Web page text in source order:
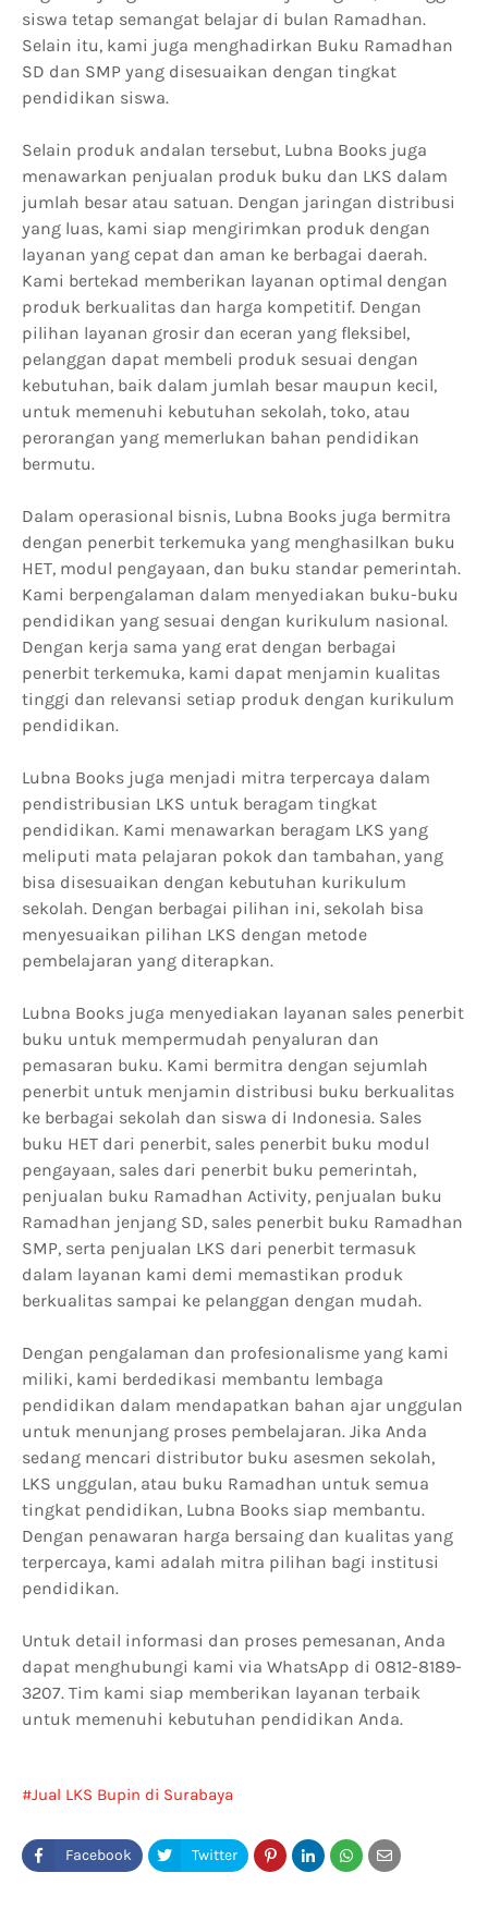
siswa tetap semangat belajar di bulan Ramadhan.
Selain itu, kami juga menghadirkan Buku Ramadhan
SD dan SMP yang disesuaikan dengan tingkat
pendidikan siswa.
Selain produk andalan tersebut, Lubna Books juga
menawarkan penjualan produk buku dan LKS dalam
jumlah besar atau satuan. Dengan jaringan distribusi
yang luas, kami siap mengirimkan produk dengan
layanan yang cepat dan aman ke berbagai daerah.
Kami bertekad memberikan layanan optimal dengan
produk berkualitas dan harga kompetitif. Dengan
pilihan layanan grosir dan eceran yang fleksibel,
pelanggan dapat membeli produk sesuai dengan
kebutuhan, baik dalam jumlah besar maupun kecil,
untuk memenuhi kebutuhan sekolah, toko, atau
perorangan yang memerlukan bahan pendidikan
bermutu.
Dalam operasional bisnis, Lubna Books juga bermitra
dengan penerbit terkemuka yang menghasilkan buku
HET, modul pengayaan, dan buku standar pemerintah.
Kami berpengalaman dalam menyediakan buku-buku
pendidikan yang sesuai dengan kurikulum nasional.
Dengan kerja sama yang erat dengan berbagai
penerbit terkemuka, kami dapat menjamin kualitas
tinggi dan relevansi setiap produk dengan kurikulum
pendidikan.
Lubna Books juga menjadi mitra terpercaya dalam
pendistribusian LKS untuk beragam tingkat
pendidikan. Kami menawarkan beragam LKS yang
meliputi mata pelajaran pokok dan tambahan, yang
bisa disesuaikan dengan kebutuhan kurikulum
sekolah. Dengan berbagai pilihan ini, sekolah bisa
menyesuaikan pilihan LKS dengan metode
pembelajaran yang diterapkan.
Lubna Books juga menyediakan layanan sales penerbit
buku untuk mempermudah penyaluran dan
pemasaran buku. Kami bermitra dengan sejumlah
penerbit untuk menjamin distribusi buku berkualitas
ke berbagai sekolah dan siswa di Indonesia. Sales
buku HET dari penerbit, sales penerbit buku modul
pengayaan, sales dari penerbit buku pemerintah,
penjualan buku Ramadhan Activity, penjualan buku
Ramadhan jenjang SD, sales penerbit buku Ramadhan
SMP, serta penjualan LKS dari penerbit termasuk
dalam layanan kami demi memastikan produk
berkualitas sampai ke pelanggan dengan mudah.
Dengan pengalaman dan profesionalisme yang kami
miliki, kami berdedikasi membantu lembaga
pendidikan dalam mendapatkan bahan ajar unggulan
untuk menunjang proses pembelajaran. Jika Anda
sedang mencari distributor buku asesmen sekolah,
LKS unggulan, atau buku Ramadhan untuk semua
tingkat pendidikan, Lubna Books siap membantu.
Dengan penawaran harga bersaing dan kualitas yang
terpercaya, kami adalah mitra pilihan bagi institusi
pendidikan.
Untuk detail informasi dan proses pemesanan, Anda
dapat menghubungi kami via WhatsApp di 0812-8189-
3207. Tim kami siap memberikan layanan terbaik
untuk memenuhi kebutuhan pendidikan Anda.
Jual LKS Bupin di Surabaya